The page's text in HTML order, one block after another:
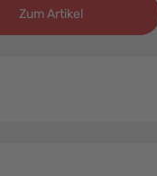
Zum Artikel